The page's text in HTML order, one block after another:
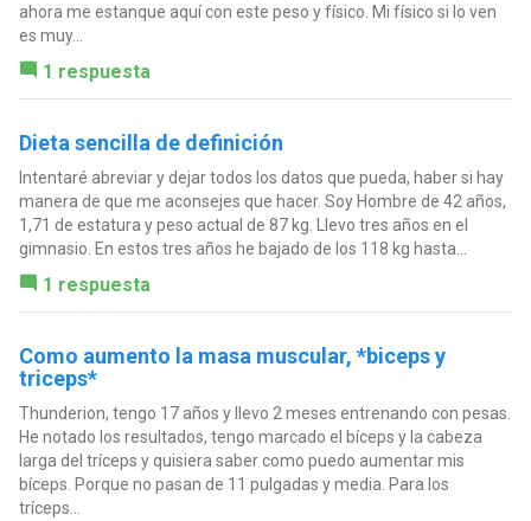
ahora me estanque aquí con este peso y físico. Mi físico si lo ven
es muy...
1 respuesta
Dieta sencilla de definición
Intentaré abreviar y dejar todos los datos que pueda, haber si hay
manera de que me aconsejes que hacer. Soy Hombre de 42 años,
1,71 de estatura y peso actual de 87 kg. Llevo tres años en el
gimnasio. En estos tres años he bajado de los 118 kg hasta...
1 respuesta
Como aumento la masa muscular, *biceps y
triceps*
Thunderion, tengo 17 años y llevo 2 meses entrenando con pesas.
He notado los resultados, tengo marcado el bíceps y la cabeza
larga del tríceps y quisiera saber como puedo aumentar mis
bíceps. Porque no pasan de 11 pulgadas y media. Para los
tríceps...